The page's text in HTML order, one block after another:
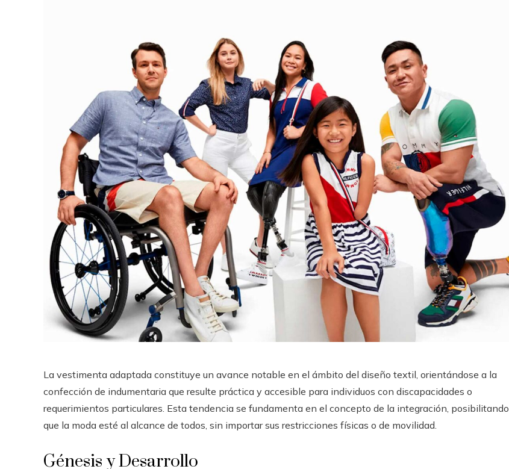
La vestimenta adaptada constituye un avance notable en el ámbito del diseño textil, orientándose a la
confección de indumentaria que resulte práctica y accesible para individuos con discapacidades o
requerimientos particulares. Esta tendencia se fundamenta en el concepto de la integración, posibilitando
que la moda esté al alcance de todos, sin importar sus restricciones físicas o de movilidad.
Génesis y Desarrollo